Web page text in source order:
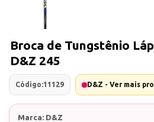
Broca de Tungstênio
D&Z 245
Código:11129 D&Z - Ver mais
Marca: D&Z